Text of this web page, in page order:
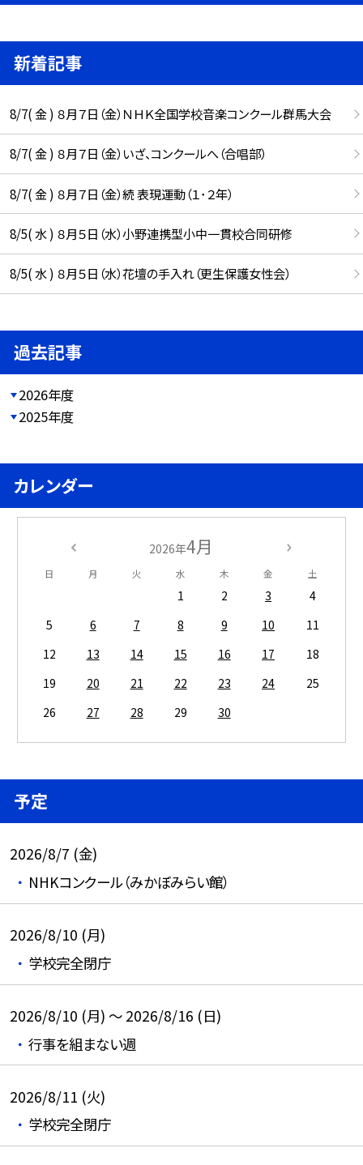
新着記事
8/7( 金 ) ８月７日（金）ＮＨＫ全国学校音楽コンクール群馬大会
8/7( 金 ) ８月７日（金）いざ、コンクールへ（合唱部）
8/7( 金 ) ８月７日（金）続 表現運動（１･２年）
8/5( 水 ) ８月５日（水）小野連携型小中一貫校合同研修
8/5( 水 ) ８月５日（水）花壇の手入れ（更生保護女性会）
過去記事
2026年度
2025年度
カレンダー
2026年4月
日 月 火 水 木 金 土
1 2 3
4
5
6 7 8 9 10
11
12
13 14 15 16 17
18
19
20 21 22 23 24
25
26
27 28 29 30
予定
2026/8/7 (金)
NHKコンクール（みかぼみらい館）
2026/8/10 (月)
学校完全閉庁
2026/8/10 (月) ～ 2026/8/16 (日)
行事を組まない週
2026/8/11 (火)
学校完全閉庁